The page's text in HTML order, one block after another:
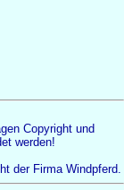
Copyright und
werden!
der Firma Windpferd.